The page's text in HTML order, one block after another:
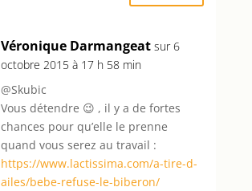
Véronique Darmangeat sur 6
octobre 2015 à 17 h 58 min
@Skubic
Vous détendre 😉 , il y a de fortes
chances pour qu’elle le prenne
quand vous serez au travail :
https://www.lactissima.com/a-tire-d-
ailes/bebe-refuse-le-biberon/